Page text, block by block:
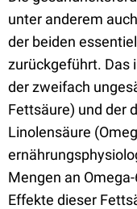
unter anderem
der beiden
zurückgeführt. Das
der zweifach
Fettsäure) und der
Linolensäure
Mengen an
Effekte dieser